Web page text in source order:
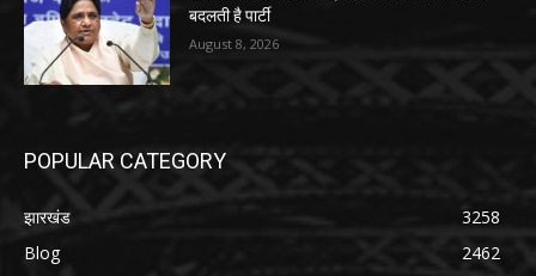
बदलती है पार्टी
August 8, 2026
POPULAR CATEGORY
झारखंड
3258
Blog
2462